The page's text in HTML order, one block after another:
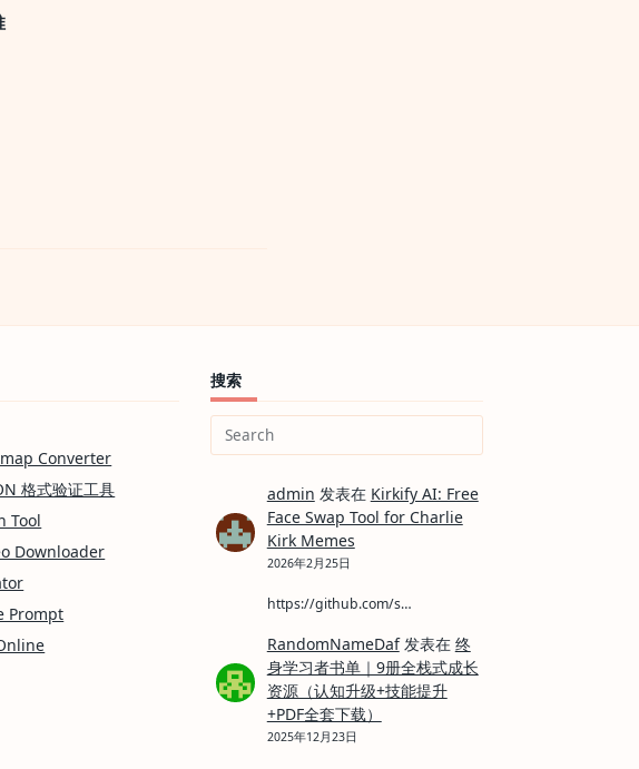
Converter
格式验证工具
Tool
Downloader
Prompt
搜索
Search
admin 发表在 Kirkify AI: Free
Face Swap Tool for Charlie
Kirk Memes
2026年2月25日
https://github.com/s…
RandomNameDaf发表在 终
身学习者书单｜9册全栈式成长
资源（认知升级+技能提升
+PDF全套下载）
2025年12月23日